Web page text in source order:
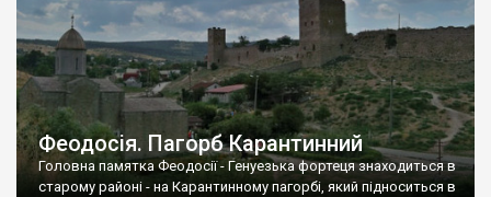
Феодосія. Пагорб Карантинний
Головна памятка Феодосії - Генуезька фортеця знаходиться в
старому районі - на Карантинному пагорбі, який підноситься в